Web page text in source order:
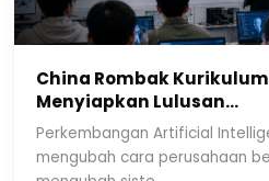
China Rombak
Menyiapkan Lulusan...
Perkembangan Artificial
mengubah cara perusahaan